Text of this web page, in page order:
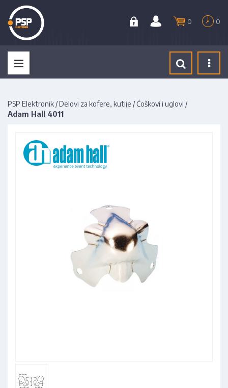
0 0
PSP Elektronik /Delovi za kofere, kutije /Ćoškovi i uglovi /
Adam Hall 4011